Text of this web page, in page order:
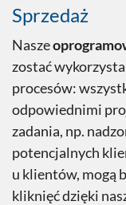
Sprzedaż
Nasze
zostać
procesów:
odpowiednimi
zadania, np.
potencjalnych
u klientów, mogą
kliknięć dzięki